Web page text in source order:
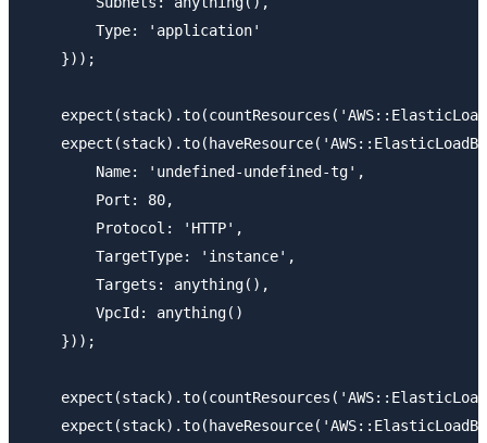
        Type: 'application'
    }));
        Name: 'undefined-undefined-tg',
        Port: 80,
        Protocol: 'HTTP',
        TargetType: 'instance',
        Targets: anything(),
        VpcId: anything()
    }));